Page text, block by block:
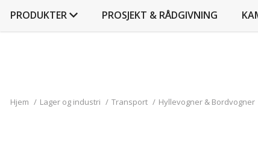
PRODUKTER PROSJEKT & RÅDGIVNING
Hjem / Lager og industri / Transport / Hyllevogner & Bordvogner